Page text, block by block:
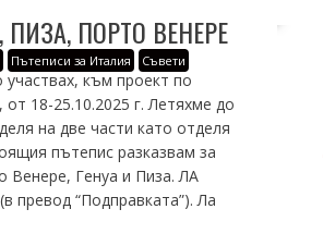
Пътеписи за Италия Съвети
ПОРТО ВЕНЕРЕ
към проект по
18-25.10.2025 г. Летяхме до
на две части като отделя
пътепис разказвам за
Венере, Генуа и Пиза. ЛА
превод “Подправката”). Ла